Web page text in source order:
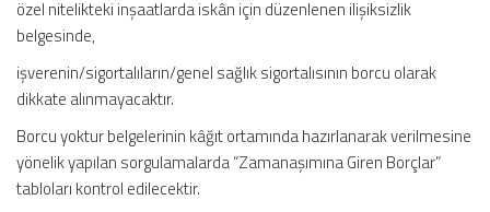
özel nitelikteki inşaatlarda iskân için düzenlenen ilişiksizlik
belgesinde,
işverenin/sigortalıların/genel sağlık sigortalısının borcu olarak
dikkate alınmayacaktır.
Borcu yoktur belgelerinin kâğıt ortamında hazırlanarak verilmesine
yönelik yapılan sorgulamalarda “Zamanaşımına Giren Borçlar”
tabloları kontrol edilecektir.